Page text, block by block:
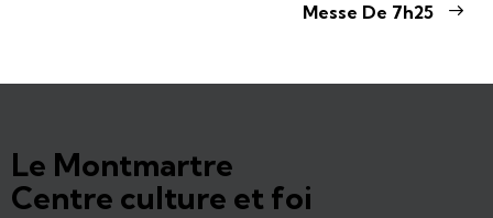
Messe De 7h25
Le Montmartre
Centre culture et foi